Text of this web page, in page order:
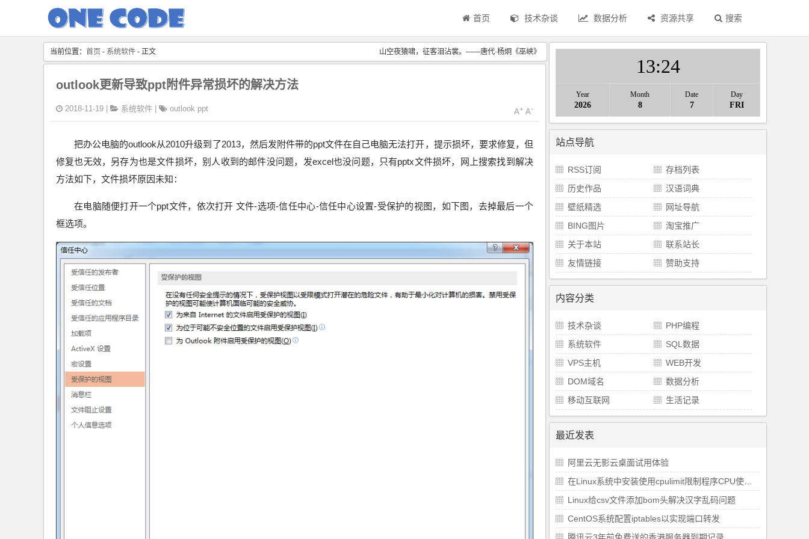
首页 技术杂谈 数据分析 资源共享 搜索
当前位置： 首页 - 系统软件 - 正文 山空夜猿啸，征客泪沾裳。——唐代·杨炯《巫峡》
outlook更新导致ppt附件异常损坏的解决方法
2018-11-19 | 系统软件 outlook ppt A+ A-
把办公电脑的outlook从2010升级到了2013，然后发附件带的ppt文件在自己电脑无法打开，提示损坏，要求修复，但
修复也无效，另存为也是文件损坏，别人收到的邮件没问题，发excel也没问题，只有pptx文件损坏，网上搜索找到解决
方法如下，文件损坏原因未知：
在电脑随便打开一个ppt文件，依次打开 文件-选项-信任中心-信任中心设置-受保护的视图，如下图，去掉最后一个
框选项。
13:24
Year
2026
Month
8
Date
7
Day
FRI
站点导航
RSS订阅
存档列表
历史作品
汉语词典
壁纸精选
网址导航
BING图片
淘宝推广
关于本站
联系站长
友情链接
赞助支持
内容分类
技术杂谈
PHP编程
系统软件
SQL数据
VPS主机
WEB开发
DOM域名
数据分析
移动互联网
生活记录
最近发表
阿里云无影云桌面试用体验
Linux给csv文件添加bom头解决汉字乱码问题
CentOS系统配置iptables以实现端口转发